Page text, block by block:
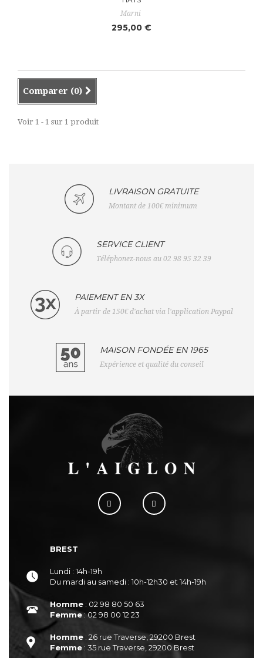
Marni
295,00 €
Comparer (0)
Voir 1 - 1 sur 1 produit
LIVRAISON GRATUITE
Montant de 100€ minimum
SERVICE CLIENT
Téléphonez-nous au 02 98 95 32 39
PAIEMENT EN 3X
À partir de 150€ d'achat via l'application Paypal
MAISON FONDÉE EN 1965
Expérience et qualité du conseil
BREST
Lundi : 14h-19h
Du mardi au samedi : 10h-12h30 et 14h-19h
Homme : 02 98 80 50 63
Femme: 02 98 00 12 23
Homme : 26 rue Traverse, 29200 Brest
Femme : 35 rue Traverse, 29200 Brest